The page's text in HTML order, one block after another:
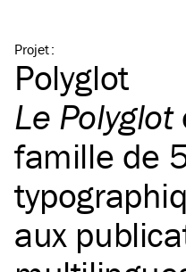
Projet:
Polyglot
Le Polyglot
famille de
aux